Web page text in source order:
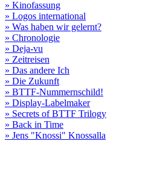
» Kinofassung
» Logos international
» Was haben wir gelernt?
» Chronologie
» Deja-vu
» Zeitreisen
» Das andere Ich
» Die Zukunft
» BTTF-Nummernschild!
» Display-Labelmaker
» Secrets of BTTF Trilogy
» Back in Time
» Jens "Knossi" Knossalla